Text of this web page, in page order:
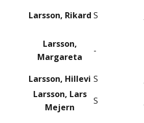
Larsson, Rikard S
Larsson,
Margareta
-
Larsson, Hillevi S
Larsson, Lars
Mejern
S